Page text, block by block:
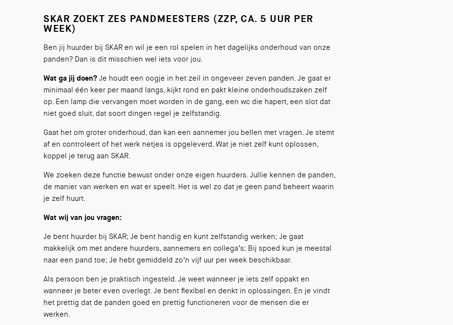
SKAR ZOEKT ZES PANDMEESTERS (ZZP, CA. 5 UUR PER
WEEK)
Ben jij huurder bij SKAR en wil je een rol spelen in het dagelijks onderhoud van onze
panden? Dan is dit misschien wel iets voor jou.
Wat ga jij doen?Je houdt een oogje in het zeil in ongeveer zeven panden. Je gaat er
minimaal één keer per maand langs, kijkt rond en pakt kleine onderhoudszaken zelf
op. Een lamp die vervangen moet worden in de gang, een wc die hapert, een slot dat
niet goed sluit, dat soort dingen regel je zelfstandig.
Gaat het om groter onderhoud, dan kan een aannemer jou bellen met vragen. Je stemt
af en controleert of het werk netjes is opgeleverd. Wat je niet zelf kunt oplossen,
koppel je terug aan SKAR.
We zoeken deze functie bewust onder onze eigen huurders. Jullie kennen de panden,
de manier van werken en wat er speelt. Het is wel zo dat je geen pand beheert waarin
je zelf huurt.
Wat wij van jou vragen:
Je bent huurder bij SKAR; Je bent handig en kunt zelfstandig werken; Je gaat
makkelijk om met andere huurders, aannemers en collega’s; Bij spoed kun je meestal
naar een pand toe; Je hebt gemiddeld zo’n vijf uur per week beschikbaar.
Als persoon ben je praktisch ingesteld. Je weet wanneer je iets zelf oppakt en
wanneer je beter even overlegt. Je bent flexibel en denkt in oplossingen. En je vindt
het prettig dat de panden goed en prettig functioneren voor de mensen die er
werken.